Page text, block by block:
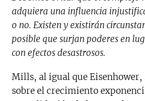
adquiera una influencia
o no. Existen y existirán
posible que surjan poderes en
con efectos desastrosos.
Mills, al igual que
sobre el crecimiento